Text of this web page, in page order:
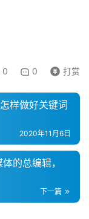
0 0 打赏
样做好关键词
2020年11月6日
的总编辑，
下一篇